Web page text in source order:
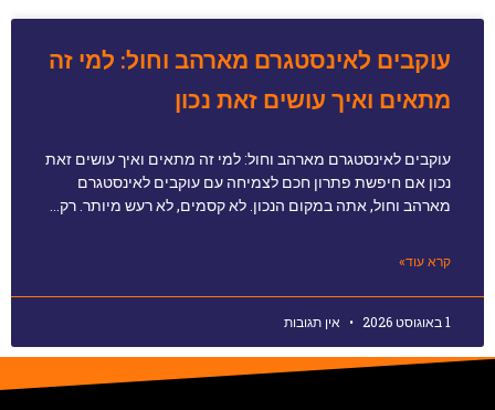
עוקבים לאינסטגרם מארהב וחול: למי זה
מתאים ואיך עושים זאת נכון
עוקבים לאינסטגרם מארהב וחול: למי זה מתאים ואיך עושים זאת
נכון אם חיפשת פתרון חכם לצמיחה עם עוקבים לאינסטגרם
מארהב וחול, אתה במקום הנכון. לא קסמים, לא רעש מיותר. רק…
קרא עוד»
1 באוגוסט 2026 אין תגובות